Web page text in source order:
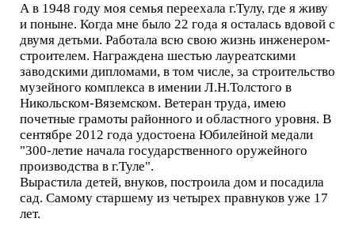
А в 1948 году моя семья переехала г.Тулу, где я живу
и поныне. Когда мне было 22 года я осталась вдовой с
двумя детьми. Работала всю свою жизнь инженером-
строителем. Награждена шестью лауреатскими
заводскими дипломами, в том числе, за строительство
музейного комплекса в имении Л.Н.Толстого в
Никольском-Вяземском. Ветеран труда, имею
почетные грамоты районного и областного уровня. В
сентябре 2012 года удостоена Юбилейной медали
"300-летие начала государственного оружейного
производства в г.Туле".
Вырастила детей, внуков, построила дом и посадила
сад. Самому старшему из четырех правнуков уже 17
лет.